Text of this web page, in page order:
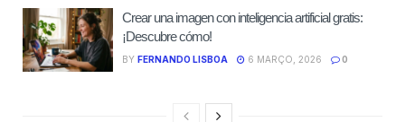
Crear una imagen con inteligencia artificial gratis:
¡Descubre cómo!
BY FERNANDO LISBOA 6 MARÇO, 2026 0